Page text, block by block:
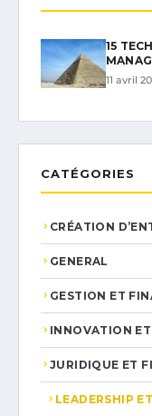
15
11 avril
CATÉGORIES
CRÉATION
GENERAL
GESTION ET
INNOVATION
JURIDIQUE ET
LEADERSHIP